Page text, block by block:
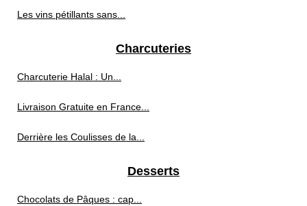
Les vins pétillants sans...
Charcuteries
Charcuterie Halal : Un...
Livraison Gratuite en France...
Derrière les Coulisses de la...
Desserts
Chocolats de Pâques : cap...